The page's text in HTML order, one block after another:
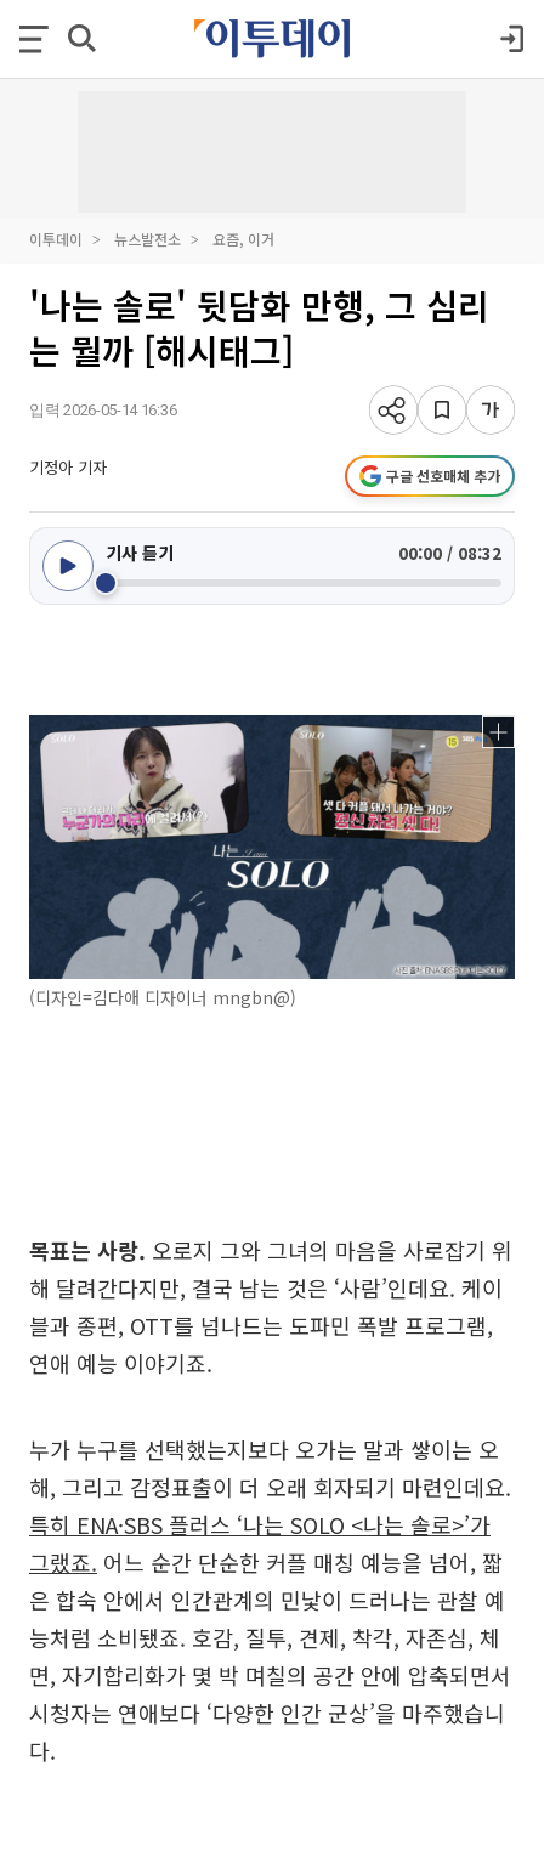
이투데이 뉴스발전소 요즘, 이거
'나는 솔로' 뒷담화 만행, 그 심리
는 뭘까 [해시태그]
입력 2026-05-14 16:36
기정아 기자 구글 선호매체 추가
기사 듣기 00:00 / 08:32
(디자인=김다애 디자이너 mngbn@)
목표는 사랑. 오로지 그와 그녀의 마음을 사로잡기 위
해 달려간다지만, 결국 남는 것은 ‘사람’인데요. 케이
블과 종편, OTT를 넘나드는 도파민 폭발 프로그램,
연애 예능 이야기죠.
누가 누구를 선택했는지보다 오가는 말과 쌓이는 오
해, 그리고 감정표출이 더 오래 회자되기 마련인데요.
특히 ENA·SBS 플러스 ‘나는 SOLO <나는 솔로>’가
그랬죠. 어느 순간 단순한 커플 매칭 예능을 넘어, 짧
은 합숙 안에서 인간관계의 민낯이 드러나는 관찰 예
능처럼 소비됐죠. 호감, 질투, 견제, 착각, 자존심, 체
면, 자기합리화가 몇 박 며칠의 공간 안에 압축되면서
시청자는 연애보다 ‘다양한 인간 군상’을 마주했습니
다.